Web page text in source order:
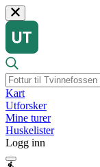
Kart
Utforsker
Mine turer
Huskelister
Logg inn